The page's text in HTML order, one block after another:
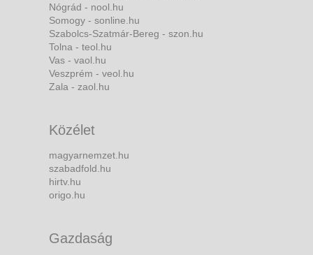
Nógrád - nool.hu
Somogy - sonline.hu
Szabolcs-Szatmár-Bereg - szon.hu
Tolna - teol.hu
Vas - vaol.hu
Veszprém - veol.hu
Zala - zaol.hu
Közélet
magyarnemzet.hu
szabadfold.hu
hirtv.hu
origo.hu
Gazdaság